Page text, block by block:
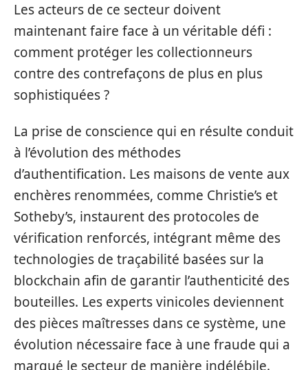
Les acteurs de ce secteur doivent
maintenant faire face à un véritable défi :
comment protéger les collectionneurs
contre des contrefaçons de plus en plus
sophistiquées ?
La prise de conscience qui en résulte conduit
à l’évolution des méthodes
d’authentification. Les maisons de vente aux
enchères renommées, comme Christie’s et
Sotheby’s, instaurent des protocoles de
vérification renforcés, intégrant même des
technologies de traçabilité basées sur la
blockchain afin de garantir l’authenticité des
bouteilles. Les experts vinicoles deviennent
des pièces maîtresses dans ce système, une
évolution nécessaire face à une fraude qui a
marqué le secteur de manière indélébile.